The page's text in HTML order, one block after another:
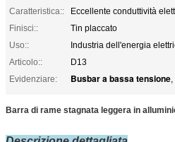
Caratteristica::
Eccellente conduttività
Finisci::
Tin placcato
Uso::
Industria dell'energia
Articolo::
D13
Evidenziare:
Busbar a bassa tensione,
Barra di rame stagnata leggera in